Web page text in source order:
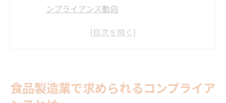
ンプライアンス動向
適正管理とは
食品製造業コンサルタントが解説する監査
食品製造業で求められるコンプライア